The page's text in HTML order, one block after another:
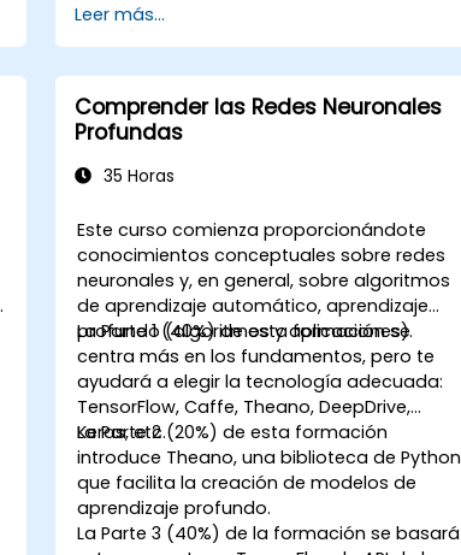
Implementar modelos de aprendizaje
profundo utilizando TensorFlow.
Entrenar y evaluar modelos de
aprendizaje profundo.
Utilizar funciones avanzadas de
TensorFlow para el aprendizaje
profundo.
Leer más...
Comprender las Redes Neuronales
Profundas
35 Horas
Este curso comienza proporcionándote
conocimientos conceptuales sobre redes
neuronales y, en general, sobre algoritmos
de aprendizaje automático, aprendizaje
profundo (algoritmos y aplicaciones).
La Parte 1 (40%) de esta formación se
centra más en los fundamentos, pero te
ayudará a elegir la tecnología adecuada:
TensorFlow, Caffe, Theano, DeepDrive,
Keras, etc.
La Parte 2 (20%) de esta formación
introduce Theano, una biblioteca de Python
que facilita la creación de modelos de
aprendizaje profundo.
La Parte 3 (40%) de la formación se basará